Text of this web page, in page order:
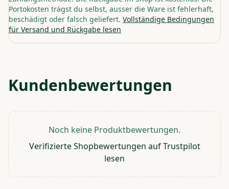
Portokosten trägst du selbst, ausser die Ware ist fehlerhaft,
beschädigt oder falsch geliefert. Vollständige Bedingungen
für Versand und Rückgabe lesen
Kundenbewertungen
Noch keine Produktbewertungen.
Verifizierte Shopbewertungen auf Trustpilot
lesen